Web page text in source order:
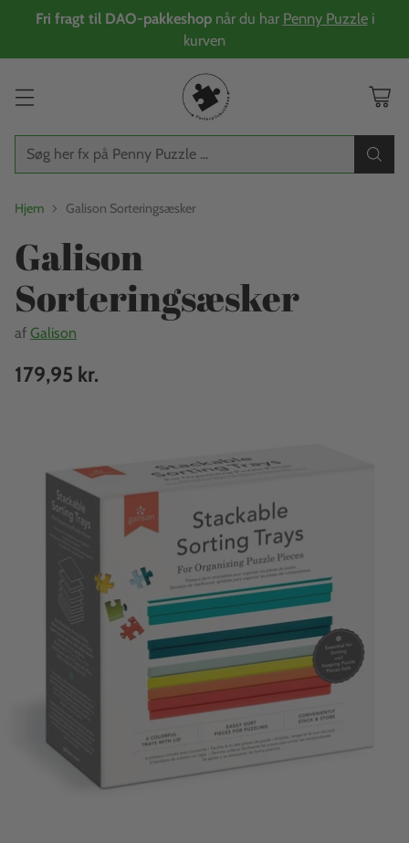
Fri fragt til DAO-pakkeshopnår du har Penny Puzzlei
kurven
Søg her fx på Penny Puzzle ...
Hjem Galison Sorteringsæsker
Galison
Sorteringsæsker
af Galison
Normalpris
179,95 kr.